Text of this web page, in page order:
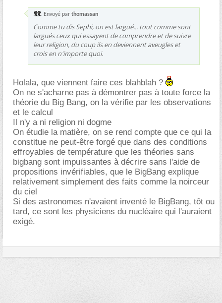
Envoyé par thomassan
Comme tu dis Sephi, on est largué... tout comme sont
largués ceux qui essayent de comprendre et de suivre
leur religion, du coup ils en deviennent aveugles et
crois en n'importe quoi.
Holala, que viennent faire ces blahblah ?
On ne s'acharne pas à démontrer pas à toute force la
théorie du Big Bang, on la vérifie par les observations
et le calcul
Il n'y a ni religion ni dogme
On étudie la matière, on se rend compte que ce qui la
constitue ne peut-être forgé que dans des conditions
effroyables de température que les théories sans
bigbang sont impuissantes à décrire sans l'aide de
propositions invérifiables, que le BigBang explique
relativement simplement des faits comme la noirceur
du ciel
Si des astronomes n'avaient inventé le BigBang, tôt ou
tard, ce sont les physiciens du nucléaire qui l'auraient
exigé.